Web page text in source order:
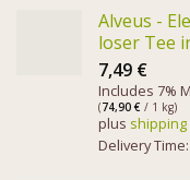
Alveus -
loser Tee
7,49 €
Includes 7%
(74,90 € / 1 kg)
plus shipping
Delivery